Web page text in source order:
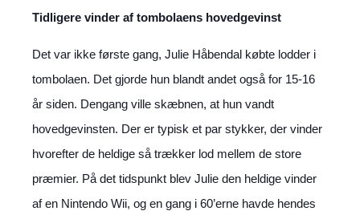
Tidligere vinder af tombolaens hovedgevinst
Det var ikke første gang, Julie Håbendal købte lodder i
tombolaen. Det gjorde hun blandt andet også for 15-16
år siden. Dengang ville skæbnen, at hun vandt
hovedgevinsten. Der er typisk et par stykker, der vinder
hvorefter de heldige så trækker lod mellem de store
præmier. På det tidspunkt blev Julie den heldige vinder
af en Nintendo Wii, og en gang i 60’erne havde hendes